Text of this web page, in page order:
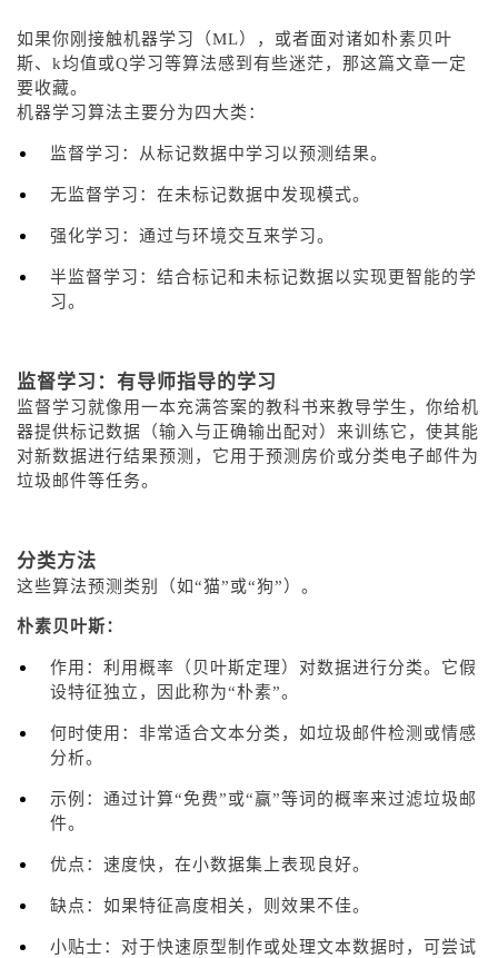
如果你刚接触机器学习（ML），或者面对诸如朴素贝叶
斯、k均值或Q学习等算法感到有些迷茫，那这篇文章一定
要收藏。
机器学习算法主要分为四大类：
监督学习：从标记数据中学习以预测结果。
无监督学习：在未标记数据中发现模式。
强化学习：通过与环境交互来学习。
半监督学习：结合标记和未标记数据以实现更智能的学
习。
监督学习：有导师指导的学习
监督学习就像用一本充满答案的教科书来教导学生，你给机
器提供标记数据（输入与正确输出配对）来训练它，使其能
对新数据进行结果预测，它用于预测房价或分类电子邮件为
垃圾邮件等任务。
分类方法
这些算法预测类别（如“猫”或“狗”）。
朴素贝叶斯：
作用：利用概率（贝叶斯定理）对数据进行分类。它假
设特征独立，因此称为“朴素”。
何时使用：非常适合文本分类，如垃圾邮件检测或情感
分析。
示例：通过计算“免费”或“赢”等词的概率来过滤垃圾邮
件。
优点：速度快，在小数据集上表现良好。
缺点：如果特征高度相关，则效果不佳。
小贴士：对于快速原型制作或处理文本数据时，可尝试